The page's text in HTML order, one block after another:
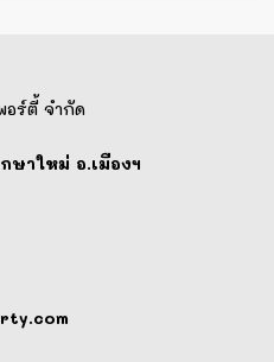
ร์ตี้ จำกัด
ษาใหม่ อ.เมืองฯ